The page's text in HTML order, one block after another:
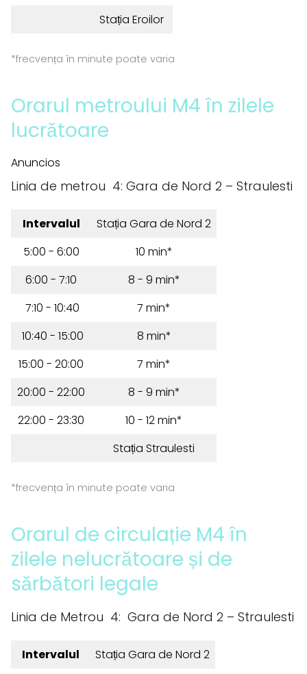
Stația Eroilor
*frecvența în minute poate varia
Orarul metroului M4 în zilele
lucrătoare
Anuncios
Linia de metrou 4: Gara de Nord 2 – Straulesti
Intervalul
Stația Gara de Nord 2
5:00 - 6:00
10 min*
6:00 - 7:10
8 - 9 min*
7:10 - 10:40
7 min*
10:40 - 15:00
8 min*
15:00 - 20:00
7 min*
20:00 - 22:00
8 - 9 min*
22:00 - 23:30
10 - 12 min*
Stația Straulesti
*frecvența în minute poate varia
Orarul de circulație M4 în
zilele nelucrătoare și de
sărbători legale
Linia de Metrou 4: Gara de Nord 2 – Straulesti
Intervalul
Stația Gara de Nord 2